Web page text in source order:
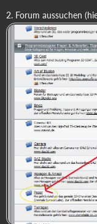
2. Forum aussuchen